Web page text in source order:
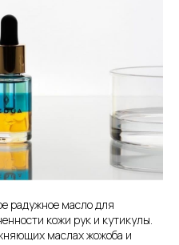
радужное масло для
кожи рук и кутикулы.
маслах жожоба и